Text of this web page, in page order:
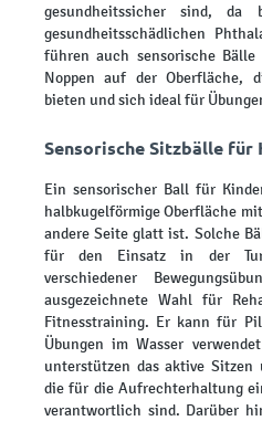
gesundheitssicher sind,
gesundheitsschädlichen
führen auch sensorische
Noppen auf der Oberfläche,
bieten und sich ideal für
Sensorische Sitzbälle für
Ein sensorischer Ball für
halbkugelförmige Oberfläche
andere Seite glatt ist. Solche
für den Einsatz in der
verschiedener
ausgezeichnete Wahl für
Fitnesstraining. Er kann für
Übungen im Wasser
unterstützen das aktive
die für die Aufrechterhaltung
verantwortlich sind. Darüber